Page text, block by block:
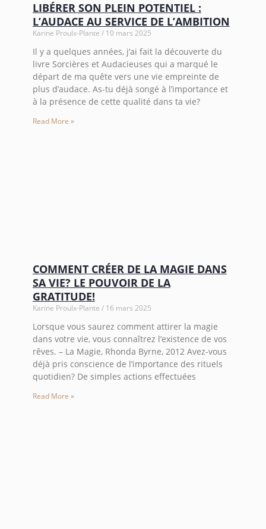
LIBÉRER SON PLEIN POTENTIEL :
L’AUDACE AU SERVICE DE L’AMBITION
Karine Proulx-Plante 10 mars 2025
Il y a quelques années, j’ai fait la découverte du
livre Sorcières et Audacieuses qui a marqué le
départ de ma quête vers une vie empreinte de
plus d’audace. As-tu déjà songé à l’importance et
à la présence de cette qualité dans ta vie?
Read More »
COMMENT CRÉER DE LA MAGIE DANS
SA VIE? LE POUVOIR DE LA
GRATITUDE!
Karine Proulx-Plante 16 mars 2025
Lorsque vous saurez comment attirer la magie
dans votre vie, vous connaîtrez l’existence de vos
rêves. – La Magie, Rhonda Byrne, 2012 Avez-vous
déjà pris conscience de l’importance des rituels
quotidien? De simples actions effectuées
Read More »